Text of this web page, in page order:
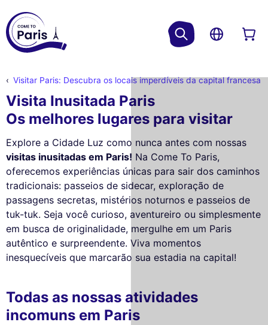
Visitar Paris: Descubra os locais imperdíveis da capital francesa
Visita Inusitada Paris
Os melhores lugares para visitar
Explore a Cidade Luz como nunca antes com nossas
visitas inusitadas em Paris! Na Come To Paris,
oferecemos experiências únicas para sair dos caminhos
tradicionais: passeios de sidecar, exploração de
passagens secretas, mistérios noturnos e passeios de
tuk-tuk. Seja você curioso, aventureiro ou simplesmente
em busca de originalidade, mergulhe em um Paris
autêntico e surpreendente. Viva momentos
inesquecíveis que marcarão sua estadia na capital!
Todas as nossas atividades
incomuns em Paris